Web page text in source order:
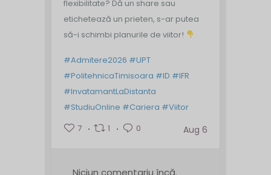
flexibilitate? Dă un share sau
etichetează un prieten, s-ar putea
să-i schimbi planurile de viitor!
#Admitere2026 #UPT
#PolitehnicaTimisoara #ID #IFR
#InvatamantLaDistanta
#StudiuOnline #Cariera #Viitor
7
1 0 Aug 6
Niciun comentariu încă.